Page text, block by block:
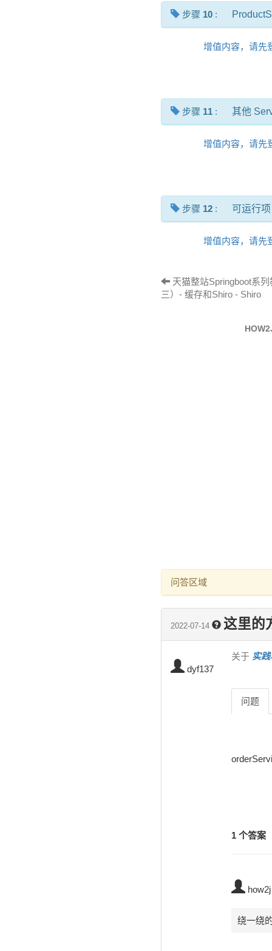
步骤 10 :
增值内容，请先
步骤 11 : 其他
增值内容，请先
步骤 12 : 可运行
增值内容，请先
天猫整站Springboot系
三）- 缓存和Shiro - Shiro
问答区域
2022-07-14 这里的
dyf137
关于 实
问题
1 个答案
how2j
绕一绕